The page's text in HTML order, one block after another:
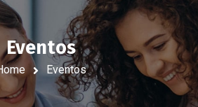
Eventos
Eventos